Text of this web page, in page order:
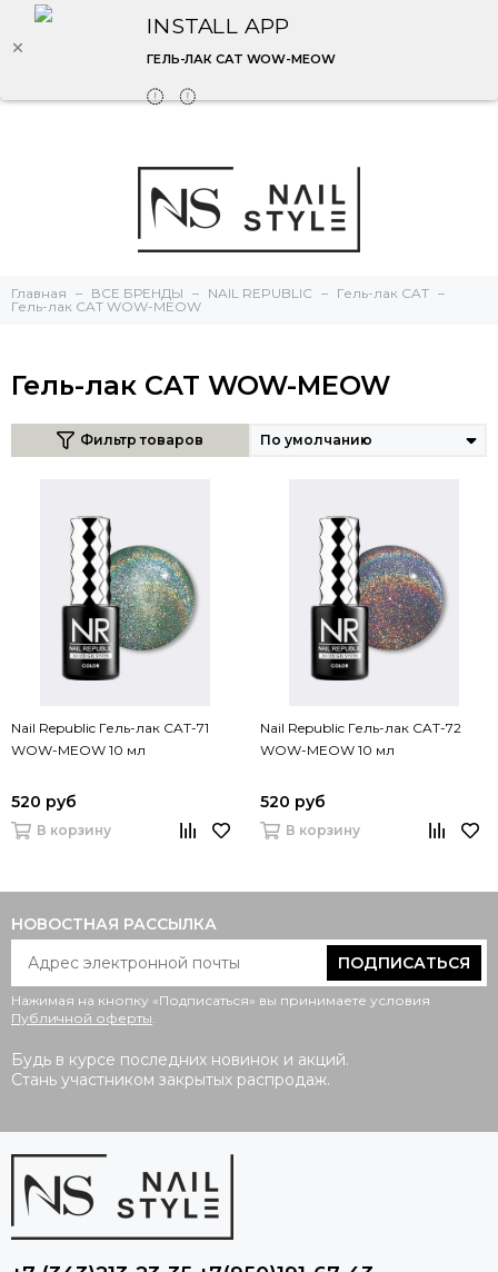
INSTALL APP
ГЕЛЬ-ЛАК CAT WOW-MEOW
Главная ВСЕ БРЕНДЫ NAIL REPUBLIC
Гель-лак CAT
Гель-лак CAT WOW-MEOW
Гель-лак CAT WOW-MEOW
Фильтр товаров
Nail Republic Гель-лак CAT-71
WOW-MEOW 10 мл
520 руб
В корзину
Nail Republic Гель-лак CAT-72
WOW-MEOW 10 мл
520 руб
В корзину
НОВОСТНАЯ РАССЫЛКА
ПОДПИСАТЬСЯ
Нажимая на кнопку «Подписаться» вы принимаете условия
Публичной оферты.
Будь в курсе последних новинок и акций.
Стань участником закрытых распродаж.